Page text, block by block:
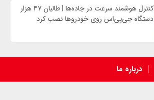
کنترل هوشمند سرعت در جاده‌ها | طالبان ۴۷ هزار
دستگاه جی‌پی‌اس روی خودروها نصب کرد
درباره ما